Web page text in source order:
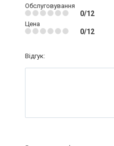
Обслуговування
0/12
Цена
0/12
Відгук: